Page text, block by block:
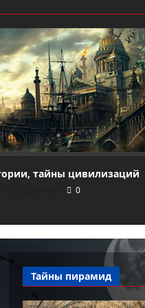
тайны цивилизаций
0
Тайны пирамид